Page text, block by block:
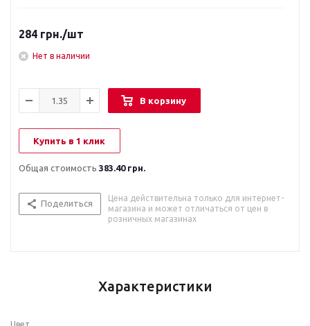
284 грн./шт
Нет в наличии
В корзину
Купить в 1 клик
Общая стоимость 383.40 грн.
Поделиться
Цена действительна только для интернет-
магазина и может отличаться от цен в
розничных магазинах
Характеристики